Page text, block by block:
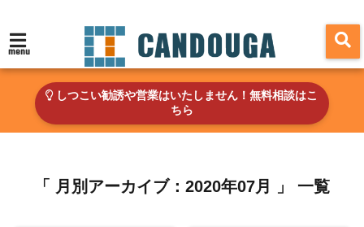
menu
しつこい勧誘や営業はいたしません！無料相談はこ
ちら
「 月別アーカイブ：2020年07月 」 一覧